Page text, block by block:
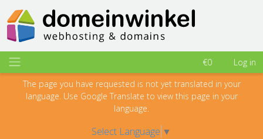
€0
Log in
The page you have requested is not yet translated in your
language. Use Google Translate to view this page in your
language.
Select Language ▼